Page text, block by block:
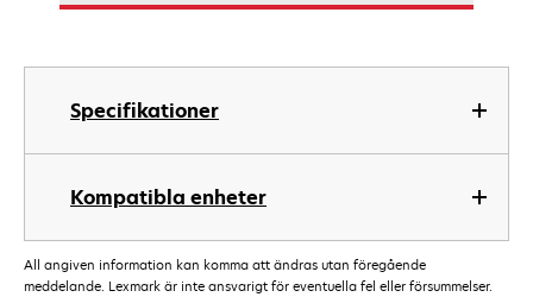
Specifikationer
Kompatibla enheter
All angiven information kan komma att ändras utan föregående
meddelande. Lexmark är inte ansvarigt för eventuella fel eller försummelser.